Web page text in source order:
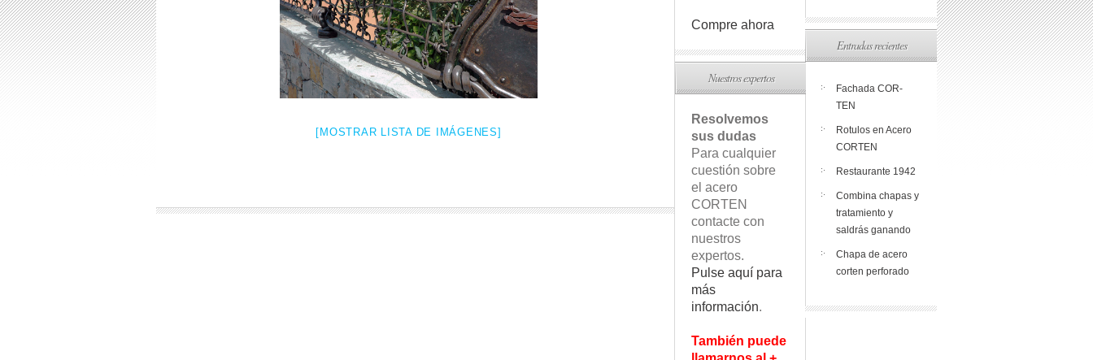
[MOSTRAR LISTA DE IMÁGENES]
Compre ahora
Nuestros expertos
Resolvemos
sus dudas
Para cualquier
cuestión sobre
el acero
CORTEN
contacte con
nuestros
expertos.
Pulse aquí para
más
información.
También puede
Entradas recientes
Fachada COR-
TEN
Rotulos en Acero
CORTEN
Restaurante 1942
Combina chapas y
tratamiento y
saldrás ganando
Chapa de acero
corten perforado